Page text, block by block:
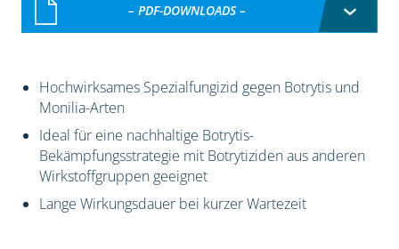
– PDF-DOWNLOADS –
Hochwirksames Spezialfungizid gegen Botrytis und
Monilia-Arten
Ideal für eine nachhaltige Botrytis-
Bekämpfungsstrategie mit Botrytiziden aus anderen
Wirkstoffgruppen geeignet
Lange Wirkungsdauer bei kurzer Wartezeit